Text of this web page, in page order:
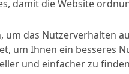
und an
mit ausgeprägter
ergebnisorientiertes
damit die Website
um das Nutzerverhalten
um Ihnen ein besseres
und einfacher zu